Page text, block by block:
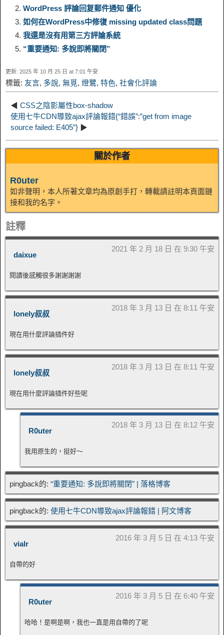
L
i
k
g
r
m
b
k n
t
k
e
d
n
r
e
WordPress 評論回复郵件通知 優化
如何在WordPress中修復 missing updated class問題
我還是沒有用第三方評論系統
“重要通知: 多說即將關閉”
更新: 2025 年 10 月 25 日 at 7:01 午安
標籤: 友言, 多說, 無覓, 燈鷺, 特色, 社會化評論
◀ CSS之陰影屬性box-shadow
使用七牛CDN導致ajax評論報錯{“錯誤”:”get from image
source failed: E405″} ▶
關於作者
R0uter
如非聲明，本人所著文章均為原創手打，轉載請註明本頁面鏈
接和我的名字。
註釋
daixue
2021 年 2 月 18 日 在 9:30 午安
閱讀後感觸很多謝謝謝謝
lonely叔叔
2018 年 3 月 13 日 在 8:11 午安
現在用什麼評論插件好
lonely叔叔
2018 年 3 月 13 日 在 8:11 午安
現在用什麼評論插件好些呢
R0uter
2018 年 3 月 13 日 在 8:12 午安
我用原生的，挺好～
pingback的: “重要通知: 多說即將關閉” | 落格博客
pingback的: 使用七牛CDN導致ajax評論報錯 | 阿文博客
vialr
2016 年 3 月 5 日 在 4:13 午安
自帶的好
R0uter
2016 年 3 月 5 日 在 6:40 午安
哈哈！是啊是啊，我也一直是用自帶的了呢